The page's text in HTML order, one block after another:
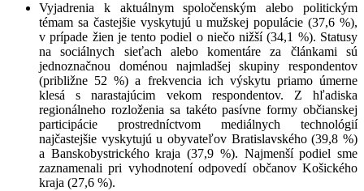
Vyjadrenia k aktuálnym spoločenským alebo politickým
témam sa častejšie vyskytujú u mužskej populácie (37,6 %),
v prípade žien je tento podiel o niečo nižší (34,1 %). Statusy
na sociálnych sieťach alebo komentáre za článkami sú
jednoznačnou doménou najmladšej skupiny respondentov
(približne 52 %) a frekvencia ich výskytu priamo úmerne
klesá s narastajúcim vekom respondentov. Z hľadiska
regionálneho rozloženia sa takéto pasívne formy občianskej
participácie prostredníctvom mediálnych technológií
najčastejšie vyskytujú u obyvateľov Bratislavského (39,8 %)
a Banskobystrického kraja (37,9 %). Najmenší podiel sme
zaznamenali pri vyhodnotení odpovedí občanov Košického
kraja (27,6 %).